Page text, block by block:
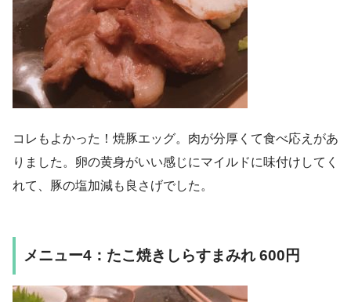
コレもよかった！焼豚エッグ。肉が分厚くて食べ応えがあ
りました。卵の黄身がいい感じにマイルドに味付けしてく
れて、豚の塩加減も良さげでした。
メニュー4：たこ焼きしらすまみれ 600円